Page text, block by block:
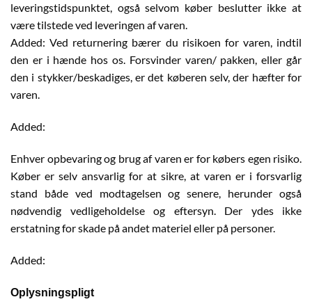
leveringstidspunktet, også selvom køber beslutter ikke at
være tilstede ved leveringen af varen.
Added: Ved returnering bærer du risikoen for varen, indtil
den er i hænde hos os. Forsvinder varen/ pakken, eller går
den i stykker/beskadiges, er det køberen selv, der hæfter for
varen.
Added:
Enhver opbevaring og brug af varen er for købers egen risiko.
Køber er selv ansvarlig for at sikre, at varen er i forsvarlig
stand både ved modtagelsen og senere, herunder også
nødvendig vedligeholdelse og eftersyn. Der ydes ikke
erstatning for skade på andet materiel eller på personer.
Added:
Oplysningspligt